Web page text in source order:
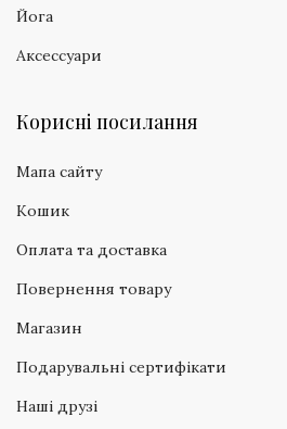
Йога
Аксессуари
Корисні посилання
Мапа сайту
Кошик
Оплата та доставка
Повернення товару
Магазин
Подарувальні сертифікати
Наші друзі